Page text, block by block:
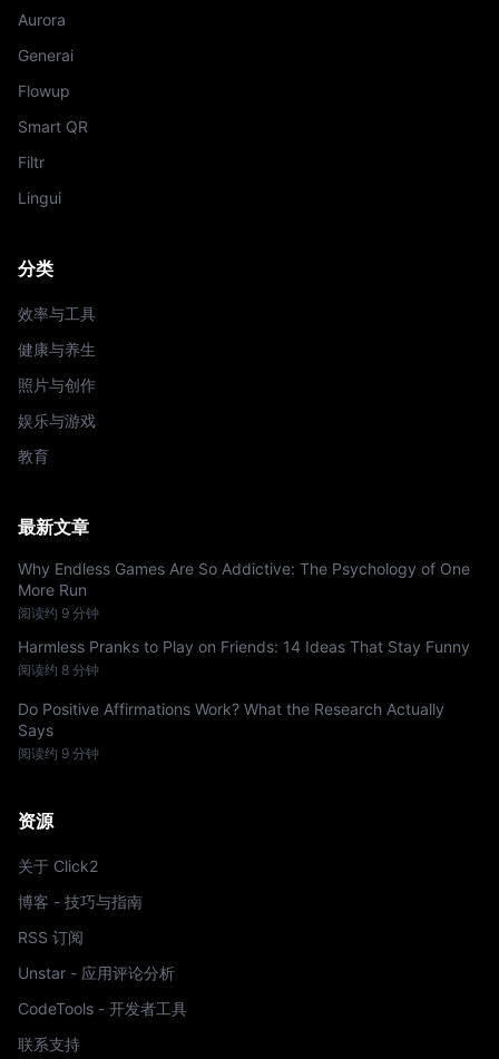
Aurora
Generai
Flowup
Smart QR
Filtr
Lingui
分类
效率与工具
健康与养生
照片与创作
娱乐与游戏
教育
最新文章
Why Endless Games Are So Addictive: The Psychology of One
More Run
阅读约 9 分钟
Harmless Pranks to Play on Friends: 14 Ideas That Stay Funny
阅读约 8 分钟
Do Positive Affirmations Work? What the Research Actually
Says
阅读约 9 分钟
资源
关于 Click2
博客 - 技巧与指南
RSS 订阅
Unstar - 应用评论分析
CodeTools - 开发者工具
联系支持